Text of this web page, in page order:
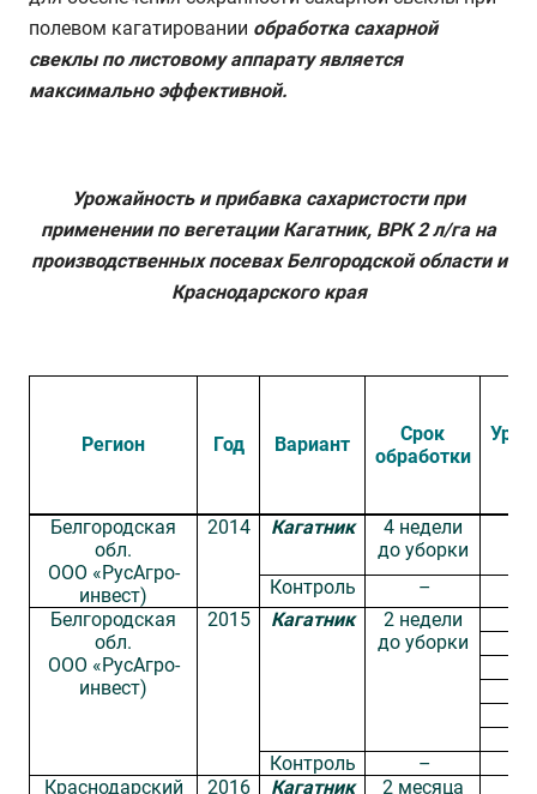
полевом кагатировании обработка сахарной
свеклы по листовому аппарату является
максимально эффективной.
Урожайность и прибавка сахаристости при
применении по вегетации Кагатник, ВРК 2 л/га на
производственных посевах Белгородской области и
Краснодарского края
Регион Год Вариант
Срок
обработки
Белгородская
обл.
ООО «РусАгро-
инвест)
2014 Кагатник
4 недели
до уборки
Контроль
­ –
Белгородская
обл.
ООО «РусАгро-
инвест)
2015 Кагатник
2 недели
до уборки
Контроль
­ –
Краснодарский
2016 Кагатник
2 месяца